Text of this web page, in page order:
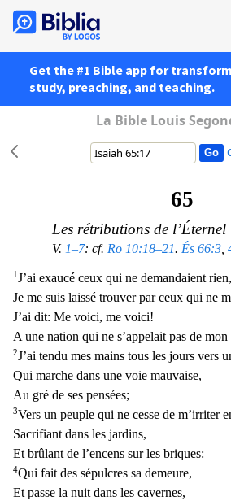
Get the #1 Bible app for
study, preaching, and teaching.
La Bible Louis
65
Les rétributions de l’Éternel
V. 1–7: cf. Ro 10:18–21. És 66:3
1J’ai exaucé ceux qui ne demandaient rien,
Je me suis laissé trouver par ceux qui ne
J’ai dit: Me voici, me voici!
A une nation qui ne s’appelait pas de mon
2J’ai tendu mes mains tous les jours vers
Qui marche dans une voie mauvaise,
Au gré de ses pensées;
3Vers un peuple qui ne cesse de m’irriter
Sacrifiant dans les jardins,
Et brûlant de l’encens sur les briques:
4Qui fait des sépulcres sa demeure,
Et passe la nuit dans les cavernes,